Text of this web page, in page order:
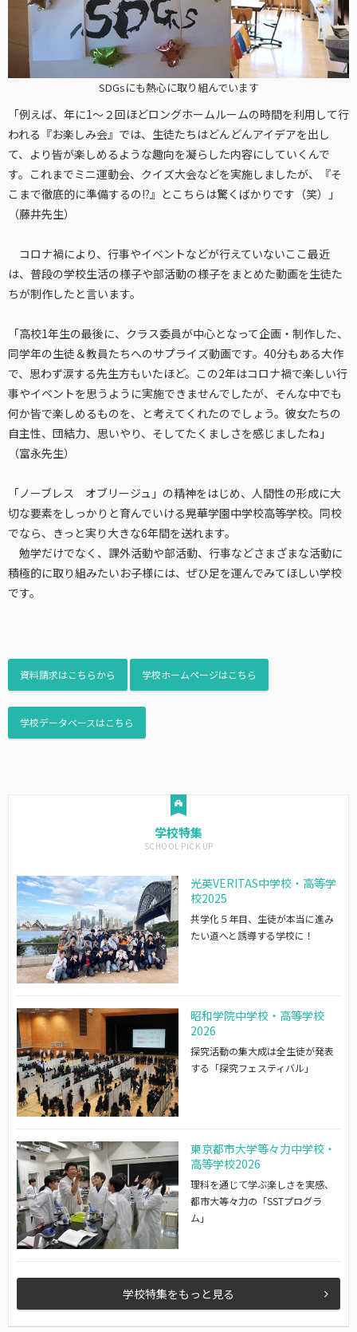
SDGsにも熱心に取り組んでいます
「例えば、年に1～２回ほどロングホームルームの時間を利用して行
われる『お楽しみ会』では、生徒たちはどんどんアイデアを出し
て、より皆が楽しめるような趣向を凝らした内容にしていくんで
す。これまでミニ運動会、クイズ大会などを実施しましたが、『そ
こまで徹底的に準備するの!?』とこちらは驚くばかりです（笑）」
（藤井先生）
コロナ禍により、行事やイベントなどが行えていないここ最近
は、普段の学校生活の様子や部活動の様子をまとめた動画を生徒た
ちが制作したと言います。
「高校1年生の最後に、クラス委員が中心となって企画・制作した、
同学年の生徒＆教員たちへのサプライズ動画です。40分もある大作
で、思わず涙する先生方もいたほど。この2年はコロナ禍で楽しい行
事やイベントを思うように実施できませんでしたが、そんな中でも
何か皆で楽しめるものを、と考えてくれたのでしょう。彼女たちの
自主性、団結力、思いやり、そしてたくましさを感じましたね」
（富永先生）
「ノーブレス オブリージュ」の精神をはじめ、人間性の形成に大
切な要素をしっかりと育んでいける晃華学園中学校高等学校。同校
でなら、きっと実り大きな6年間を送れます。
勉学だけでなく、課外活動や部活動、行事などさまざまな活動に
積極的に取り組みたいお子様には、ぜひ足を運んでみてほしい学校
です。
資料請求はこちらから 学校ホームページはこちら
学校データベースはこちら
学校特集
光英VERITAS中学校・高等学
校2025
共学化５年目、生徒が本当に進み
たい道へと誘導する学校に！
昭和学院中学校・高等学校
2026
探究活動の集大成は全生徒が発表
する「探究フェスティバル」
東京都市大学等々力中学校・
高等学校2026
理科を通じて学ぶ楽しさを実感、
都市大等々力の「SSTプログラ
ム」
学校特集をもっと見る